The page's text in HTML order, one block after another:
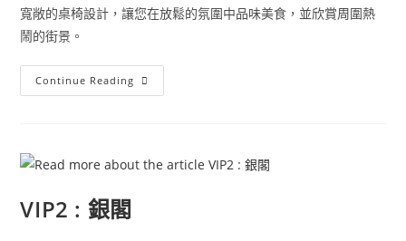
寬敞的桌椅設計，讓您在放鬆的氛圍中品味美食，並欣賞周圍熱
鬧的街景。
Continue Reading
VIP2 : 銀閣